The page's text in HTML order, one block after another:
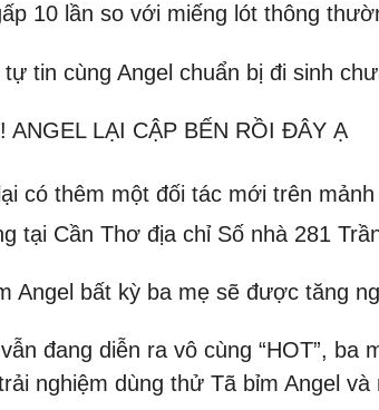
10 lần so với miếng lót thông
tin cùng Angel chuẩn bị đi sinh
ANGEL LẠI CẬP BẾN RỒI ĐÂY Ạ
có thêm một đối tác mới trên
tại Cần Thơ địa chỉ Số nhà 281
Angel bất kỳ ba mẹ sẽ được tăng
đang diễn ra vô cùng “HOT”, ba
nghiệm dùng thử Tã bỉm Angel